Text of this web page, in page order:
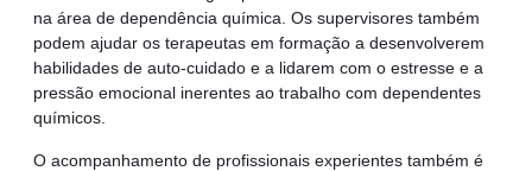
na área de dependência química. Os supervisores também
podem ajudar os terapeutas em formação a desenvolverem
habilidades de auto-cuidado e a lidarem com o estresse e a
pressão emocional inerentes ao trabalho com dependentes
químicos.
O acompanhamento de profissionais experientes também é